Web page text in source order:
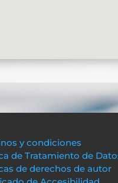
y condiciones
de Tratamiento de
de derechos de autor